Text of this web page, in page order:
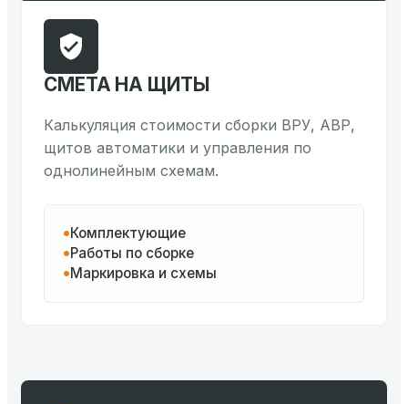
СМЕТА НА ЩИТЫ
Калькуляция стоимости сборки ВРУ, АВР,
щитов автоматики и управления по
однолинейным схемам.
Комплектующие
Работы по сборке
Маркировка и схемы